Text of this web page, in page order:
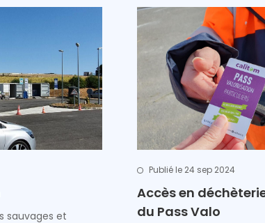
sauvages et
Publié le 24 sep 2024
Accès en
du Pass Valo